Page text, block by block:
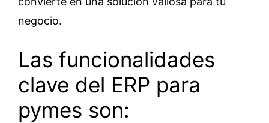
negocio.
Las funcionalidades
clave del ERP para
pymes son: